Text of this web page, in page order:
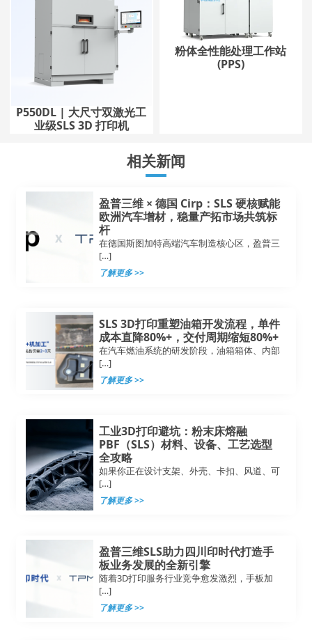
P550DL | 大尺寸双激光工
业级SLS 3D 打印机
粉体全性能处理工作站
(PPS)
相关新闻
盈普三维 × 德国 Cirp：SLS 硬核赋能
欧洲汽车增材，稳量产拓市场共筑标
杆
在德国斯图加特高端汽车制造核心区，盈普三
[…]
了解更多 >>
SLS 3D打印重塑油箱开发流程，单件
成本直降80%+，交付周期缩短80%+
在汽车燃油系统的研发阶段，油箱箱体、内部
[…]
了解更多 >>
工业3D打印避坑：粉末床熔融
PBF（SLS）材料、设备、工艺选型
全攻略
如果你正在设计支架、外壳、卡扣、风道、可
[…]
了解更多 >>
盈普三维SLS助力四川印时代打造手
板业务发展的全新引擎
随着3D打印服务行业竞争愈发激烈，手板加
[…]
了解更多 >>